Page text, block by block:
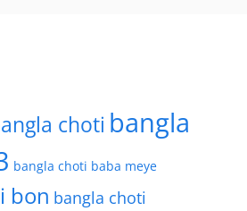
choti bangla
bangla choti baba meye
bon bangla choti